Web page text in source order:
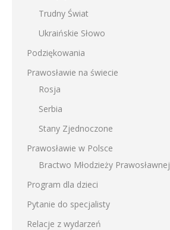
Trudny Świat
Ukraińskie Słowo
Podziękowania
Prawosławie na świecie
Rosja
Serbia
Stany Zjednoczone
Prawosławie w Polsce
Bractwo Młodzieży Prawosławnej
Program dla dzieci
Pytanie do specjalisty
Relacje z wydarzeń